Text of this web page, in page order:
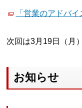
「営業のアドバ
次回は3月19日（月
お知らせ